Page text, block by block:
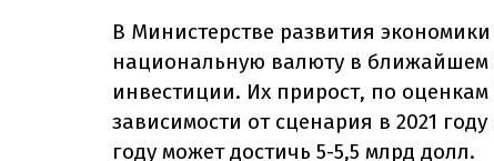
В Министерстве развития
национальную валюту в
инвестиции. Их прирост, по
зависимости от сценария в 2021
году может достичь 5-5,5 млрд долл.